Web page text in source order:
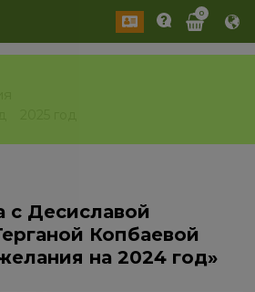
0
с Десиславой
Копбаевой
на 2024 год»